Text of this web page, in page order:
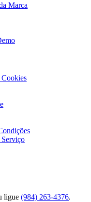
Marca
Serviço
ligue (984) 263-4376.